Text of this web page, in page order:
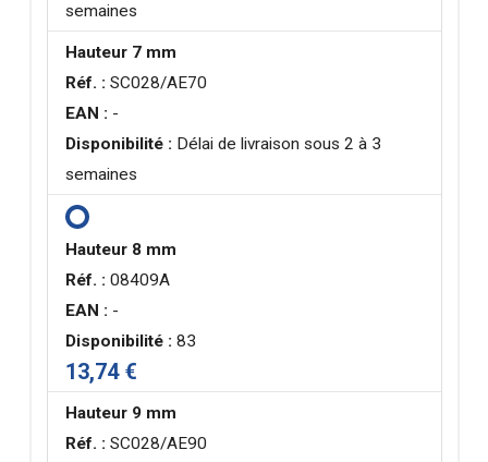
semaines
Hauteur 7 mm
Réf. : SC028/AE70
EAN : -
Disponibilité : Délai de livraison sous 2 à 3
semaines
Hauteur 8 mm
Réf. : 08409A
EAN : -
Disponibilité : 83
13,74 €
Hauteur 9 mm
Réf. : SC028/AE90